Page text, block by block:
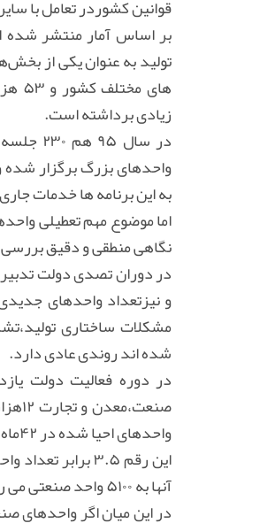
قوانین کشوردر تعامل با
بر اساس آمار منتشر شده
زیادی برداشته است.
واحدهای بزرگ برگزار شده
به این برنامه ها خدمات
اما موضوع مهم تعطیلی
نگاهی منطقی و دقیق
در دوران تصدی دولت تدبیر
و نیزتعداد واحدهای
مشکلات ساختاری
شده اند روندی عادی دارد.
در دوره فعالیت دولت
واحدهای احیا شده در ۴۲ماه گذشته به ۱۷هزار و ۲۰۰ واحد می رسد.
این رقم ۳.۵
آنها به ۵۱۰۰ واحد صنعتی می رسد.
در این میان اگر واحدهای